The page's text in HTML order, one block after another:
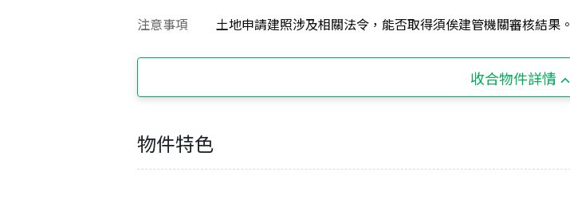
注意事項
土地申請建照涉及相關法令，能否取得須俟建管機關審核結果。
收合物件詳情
物件特色